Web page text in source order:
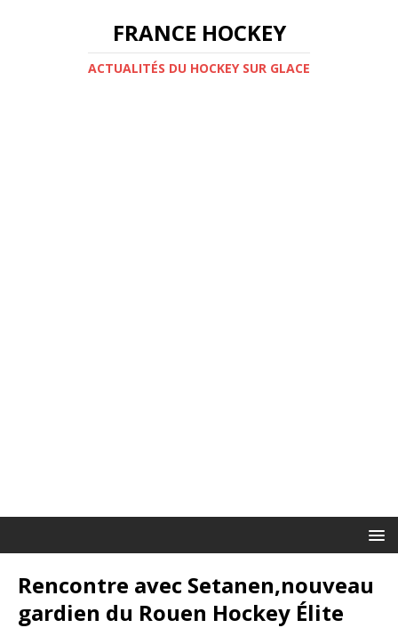
FRANCE HOCKEY
ACTUALITÉS DU HOCKEY SUR GLACE
Rencontre avec Setanen,nouveau
gardien du Rouen Hockey Élite